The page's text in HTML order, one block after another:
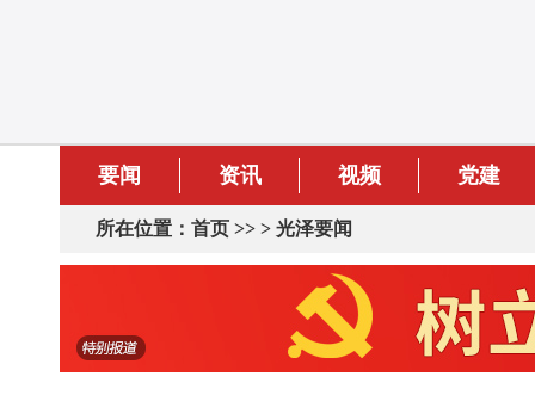
要闻 资讯 视频 党建
所在位置： 首页 >> > 光泽要闻